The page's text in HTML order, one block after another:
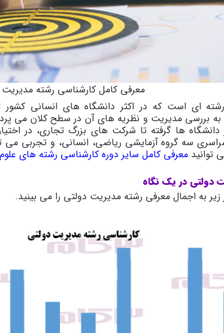
معرفی کامل کارشناسی رشته
ای است که در اکثر دانشگاه های انسانی
بررسی مدیریت و نظریه های آن در سطح کلان می
ها گرفته تا شرکت های بزرگ تجاری، در
سه گروه آزمایشی ریاضی، انسانی، و تجربی می
معرفی کامل سایر دوره کارشناسی رشته های
دولتی در یک نگاه
زیر به اجمال معرفی رشته مدیریت دولتی را می بینید.